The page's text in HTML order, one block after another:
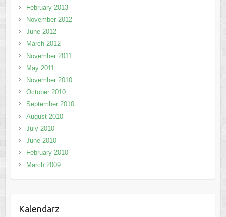
February 2013
November 2012
June 2012
March 2012
November 2011
May 2011
November 2010
October 2010
September 2010
August 2010
July 2010
June 2010
February 2010
March 2009
Kalendarz